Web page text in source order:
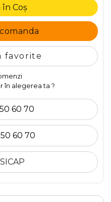
Coș
favorite
în alegerea ta ?
60 70
60 70